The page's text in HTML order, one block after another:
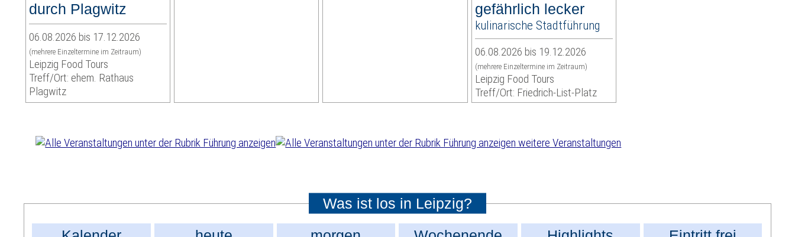
durch Plagwitz
06.08.2026 bis 17.12.2026
(mehrere Einzeltermine im Zeitraum)
Leipzig Food Tours
Treff/Ort: ehem. Rathaus
Plagwitz
gefährlich lecker
kulinarische Stadtführung
06.08.2026 bis 19.12.2026
(mehrere Einzeltermine im Zeitraum)
Leipzig Food Tours
Treff/Ort: Friedrich-List-Platz
weitere Veranstaltungen
Was ist los in Leipzig?